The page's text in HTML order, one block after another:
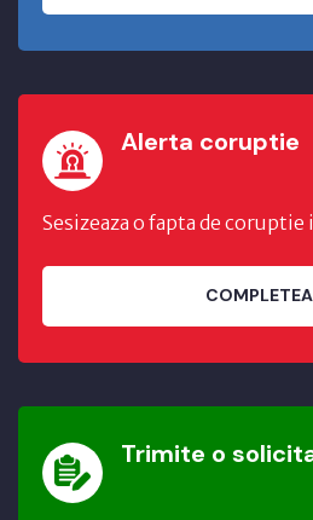
Alerta coruptie
Sesizeaza o fapta de
Trimite o